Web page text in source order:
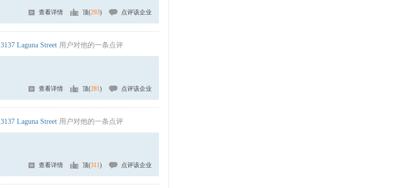
查看详情 顶(293) 点评该企业
3137 Laguna Street 用户对他的一条点评
查看详情 顶(281) 点评该企业
3137 Laguna Street 用户对他的一条点评
查看详情 顶(311) 点评该企业